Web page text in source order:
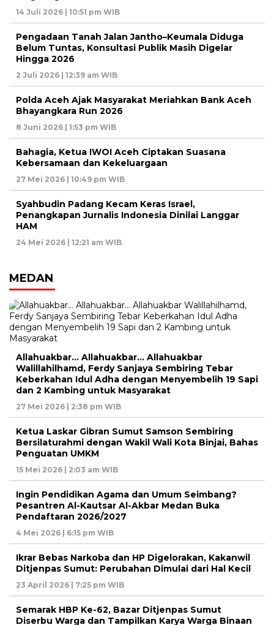
14 Juli 2026 | 10:51 pm WIB
Pengadaan Tanah Jalan Jantho–Keumala Diduga
Belum Tuntas, Konsultasi Publik Masih Digelar
Hingga 2026
2 Juli 2026 | 12:39 am WIB
Polda Aceh Ajak Masyarakat Meriahkan Bank Aceh
Bhayangkara Run 2026
8 Juni 2026 | 1:53 pm WIB
Bahagia, Ketua IWOI Aceh Ciptakan Suasana
Kebersamaan dan Kekeluargaan
27 Mei 2026 | 10:49 pm WIB
Syahbudin Padang Kecam Keras Israel,
Penangkapan Jurnalis Indonesia Dinilai Langgar
HAM
24 Mei 2026 | 12:21 am WIB
MEDAN
Allahuakbar… Allahuakbar… Allahuakbar
Walillahilhamd, Ferdy Sanjaya Sembiring Tebar
Keberkahan Idul Adha dengan Menyembelih 19 Sapi
dan 2 Kambing untuk Masyarakat
27 Mei 2026 | 2:38 pm WIB
Ketua Laskar Gibran Sumut Samson Sembiring
Bersilaturahmi dengan Wakil Wali Kota Binjai, Bahas
Penguatan UMKM
15 Mei 2026 | 2:03 am WIB
Ingin Pendidikan Agama dan Umum Seimbang?
Pesantren Al-Kautsar Al-Akbar Medan Buka
Pendaftaran 2026/2027
4 Mei 2026 | 6:15 pm WIB
Ikrar Bebas Narkoba dan HP Digelorakan, Kakanwil
Ditjenpas Sumut: Perubahan Dimulai dari Hal Kecil
23 April 2026 | 7:25 pm WIB
Semarak HBP Ke-62, Bazar Ditjenpas Sumut
Diserbu Warga dan Tampilkan Karya Warga Binaan